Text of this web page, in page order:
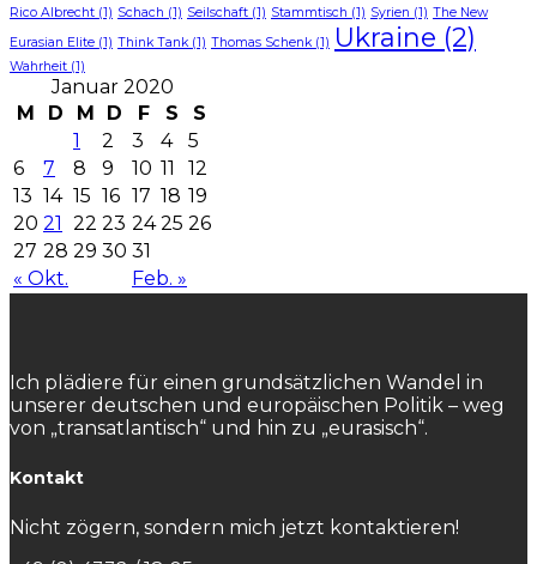
Rico Albrecht (1) Schach (1) Seilschaft (1) Stammtisch (1) Syrien (1) The New
Eurasian Elite (1) Think Tank(1) Thomas Schenk(1) Ukraine (2)
Wahrheit (1)
Januar 2020
M
D M D F S S
« Okt. Feb. »
1 2 3 4
5
6
7 8 9 10 11
12
13 14 15 16 17 18 19
20 21 22 23 24 25 26
27 28 29 30 31
Ich plädiere für einen grundsätzlichen Wandel in
unserer deutschen und europäischen Politik – weg
von „transatlantisch“ und hin zu „eurasisch“.
Kontakt
Nicht zögern, sondern mich jetzt kontaktieren!